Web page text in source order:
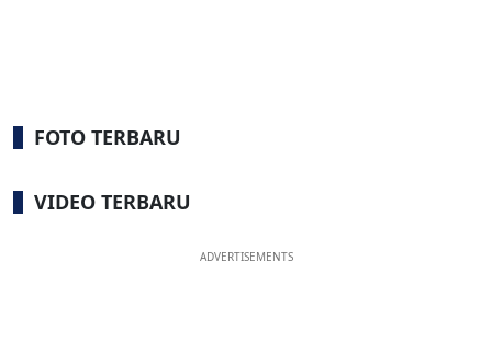
FOTO TERBARU
VIDEO TERBARU
ADVERTISEMENTS